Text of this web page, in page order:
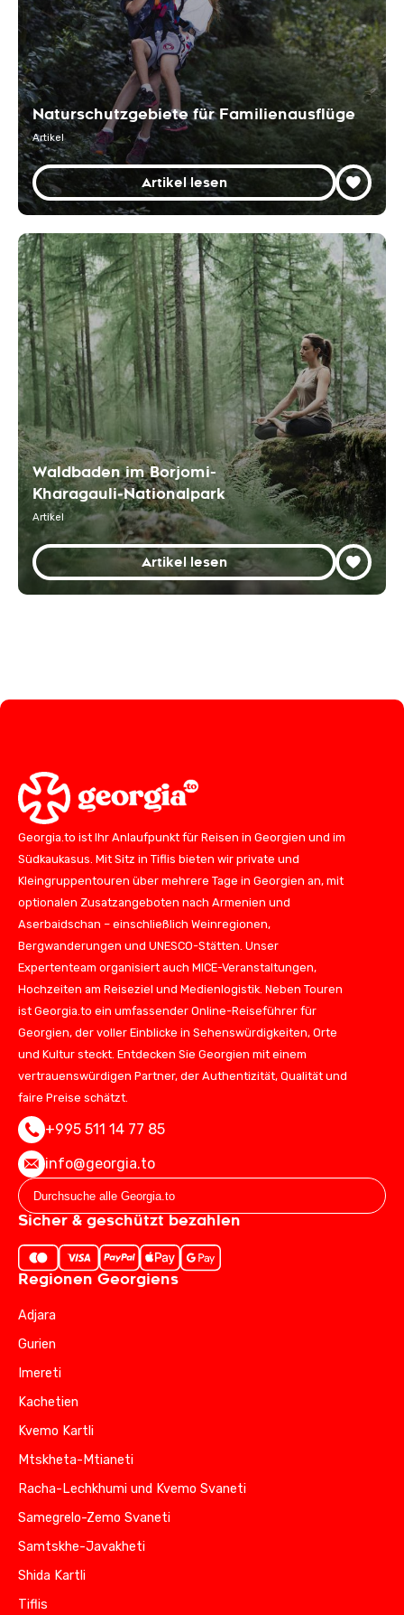
Naturschutzgebiete für Familienausflüge
Artikel
Artikel lesen
Waldbaden im Borjomi-
Kharagauli‑Nationalpark
Artikel
Artikel lesen
Georgia.to ist Ihr Anlaufpunkt für Reisen in Georgien und im
Südkaukasus. Mit Sitz in Tiflis bieten wir private und
Kleingruppentouren über mehrere Tage in Georgien an, mit
optionalen Zusatzangeboten nach Armenien und
Aserbaidschan – einschließlich Weinregionen,
Bergwanderungen und UNESCO-Stätten. Unser
Expertenteam organisiert auch MICE-Veranstaltungen,
Hochzeiten am Reiseziel und Medienlogistik. Neben Touren
ist Georgia.to ein umfassender Online-Reiseführer für
Georgien, der voller Einblicke in Sehenswürdigkeiten, Orte
und Kultur steckt. Entdecken Sie Georgien mit einem
vertrauenswürdigen Partner, der Authentizität, Qualität und
faire Preise schätzt.
+995 511 14 77 85
info@georgia.to
Sicher & geschützt bezahlen
Regionen Georgiens
Adjara
Gurien
Imereti
Kachetien
Kvemo Kartli
Mtskheta-Mtianeti
Racha-Lechkhumi und Kvemo Svaneti
Samegrelo-Zemo Svaneti
Samtskhe-Javakheti
Shida Kartli
Tiflis